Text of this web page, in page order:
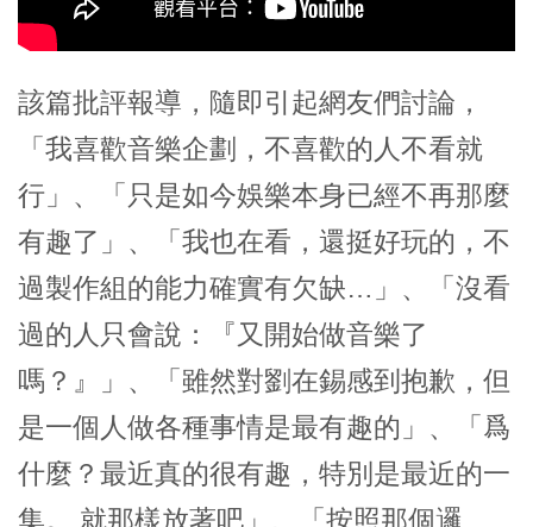
該篇批評報導，隨即引起網友們討論，
「我喜歡音樂企劃，不喜歡的人不看就
行」、「只是如今娛樂本身已經不再那麼
有趣了」、「我也在看，還挺好玩的，不
過製作組的能力確實有欠缺…」、「沒看
過的人只會說：『又開始做音樂了
嗎？』」、「雖然對劉在錫感到抱歉，但
是一個人做各種事情是最有趣的」、「爲
什麼？最近真的很有趣，特別是最近的一
集。 就那樣放著吧」、「按照那個邏